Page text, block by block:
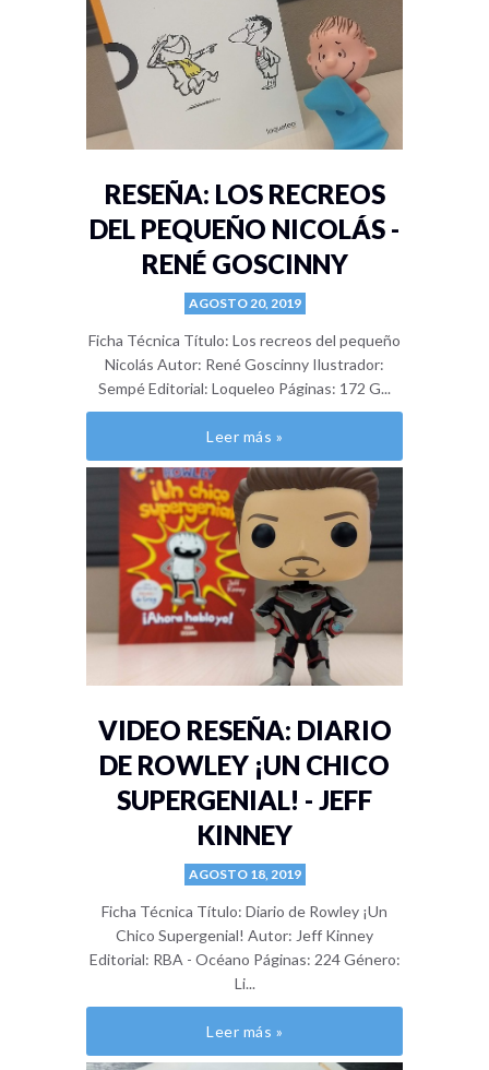
RESEÑA: LOS RECREOS
DEL PEQUEÑO NICOLÁS -
RENÉ GOSCINNY
AGOSTO 20, 2019
Ficha Técnica Título: Los recreos del pequeño
Nicolás Autor: René Goscinny Ilustrador:
Sempé Editorial: Loqueleo Páginas: 172 G...
Leer más »
VIDEO RESEÑA: DIARIO
DE ROWLEY ¡UN CHICO
SUPERGENIAL! - JEFF
KINNEY
AGOSTO 18, 2019
Ficha Técnica Título: Diario de Rowley ¡Un
Chico Supergenial! Autor: Jeff Kinney
Editorial: RBA - Océano Páginas: 224 Género:
Li...
Leer más »